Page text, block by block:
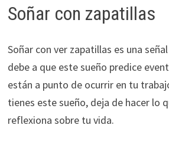
Soñar con zapatillas
Soñar con ver zapatillas es una
debe a que este sueño predice
están a punto de ocurrir en tu
tienes este sueño, deja de hacer lo
reflexiona sobre tu vida.